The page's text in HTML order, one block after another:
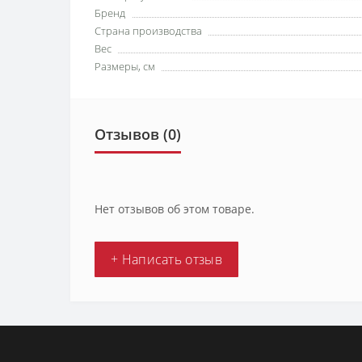
Бренд
Страна производства
Вес
Размеры, см
Отзывов (0)
Нет отзывов об этом товаре.
+ Написать отзыв